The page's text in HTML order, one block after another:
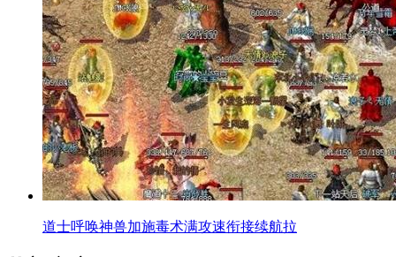
道士呼唤神兽加施毒术满攻速衔接续航拉